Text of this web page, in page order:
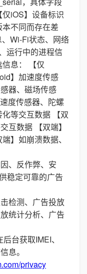
iOS】设备标识
不同而存在差
Wi-Fi状态、网络
运行中的进程信
息： 【仅
】加速度传感
器、磁场传感
度传感器、陀螺
等交互数据 【双
互数据 【双端】
】如崩溃数据、
、反作弊、安
稳定可靠的广告
检测、广告投放
统计分析、广告
台获取IMEI、
息。
privacy